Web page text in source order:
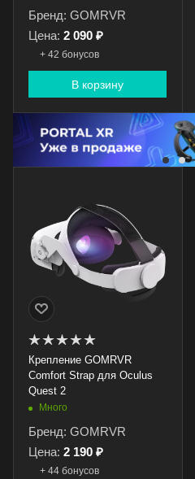
Бренд: GOMRVR
Цена: 2 090 ₽
+ 42 бонусов
В корзину
Крепление GOMRVR
Comfort Strap для Oculus
Quest 2
Много
Бренд: GOMRVR
Цена: 2 190 ₽
+ 44 бонусов